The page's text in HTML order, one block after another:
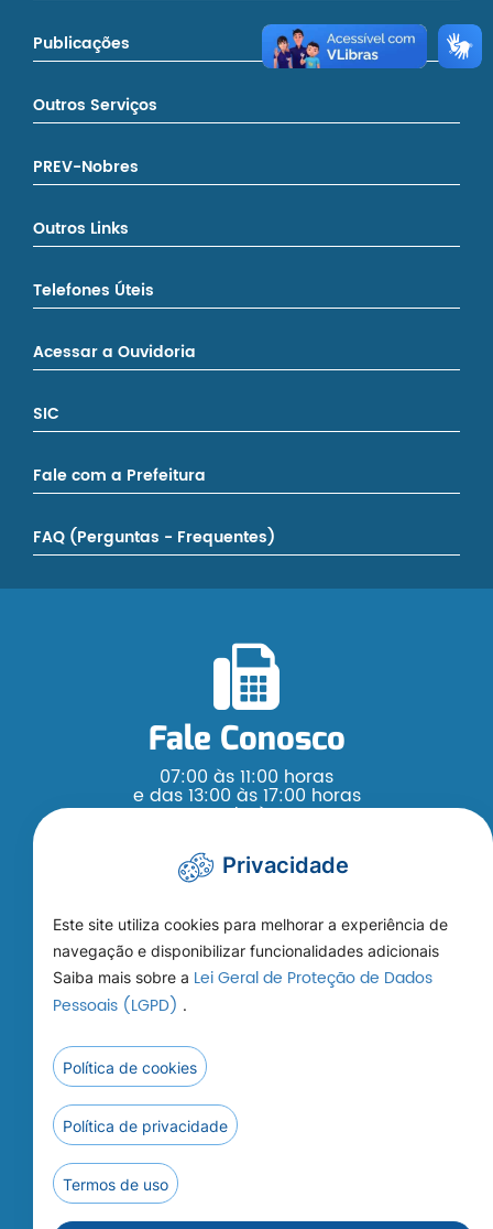
Publicações
Outros Serviços
PREV-Nobres
Outros Links
Telefones Úteis
Acessar a Ouvidoria
SIC
Fale com a Prefeitura
FAQ (Perguntas - Frequentes)
Fale Conosco
07:00 às 11:00 horas
e das 13:00 às 17:00 horas
Segunda à Sexta
(65) 3376 - 4200
Como Chegar
Rua Ludgardes Hoffmann Riedi, s/n,
Jardim Paraná Cep: 78.460-000
Prefeitura Municipal de Nobres - MT
Privacidade
Este site utiliza cookies para melhorar a experiência de
navegação e disponibilizar funcionalidades adicionais
Saiba mais sobre a Lei Geral de Proteção de Dados
Pessoais (LGPD) .
Política de cookies
Política de privacidade
Termos de uso